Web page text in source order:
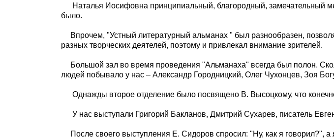
Наталья Иосифовна принципиальный, благородный, замечательный
было.
Впрочем, "Устный литературный альманах " был разнообразен,
разных творческих деятелей, поэтому и привлекал внимание зрителей.
Большой зал во время проведения "Альманаха" всегда был полон.
людей побывало у нас – Александр Городницкий, Олег Чухонцев, Зоя
Однажды второе отделение было посвящено В. Высоцкому, что
У нас выступали Григорий Бакланов, Дмитрий Сухарев, писатель
После своего выступления Е. Сидоров спросил: "Ну, как я говорил?", а